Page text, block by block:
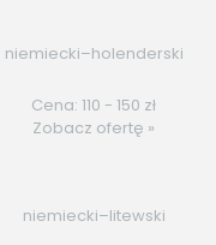
niemiecki–holenderski
Cena: 110 - 150 zł
Zobacz ofertę »
niemiecki–litewski